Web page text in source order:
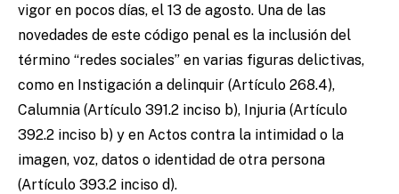
vigor en pocos días, el 13 de agosto. Una de las
novedades de este código penal es la inclusión del
término “redes sociales” en varias figuras delictivas,
como en Instigación a delinquir (Artículo 268.4),
Calumnia (Artículo 391.2 inciso b), Injuria (Artículo
392.2 inciso b) y en Actos contra la intimidad o la
imagen, voz, datos o identidad de otra persona
(Artículo 393.2 inciso d).